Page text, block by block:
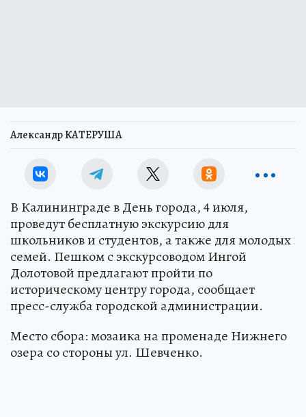
Александр КАТЕРУША
В Калининграде в День города, 4 июля,
проведут бесплатную экскурсию для
школьников и студентов, а также для молодых
семей. Пешком с экскурсоводом Ингой
Долотовой предлагают пройти по
историческому центру города, сообщает
пресс-служба городской администрации.
Место сбора: мозаика на променаде Нижнего
озера со стороны ул. Шевченко.